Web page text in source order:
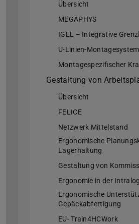
Übersicht
MEGAPHYS
IGEL – Integrative
U-Linien-
Montagespezifischer
Gestaltung von
Übersicht
FELICE
Netzwerk Mittelstand
Ergonomische
Lagerhaltung
Gestaltung von
Ergonomie in der
Ergonomische
Gepäckabfertigung
EU- Train4HCWork